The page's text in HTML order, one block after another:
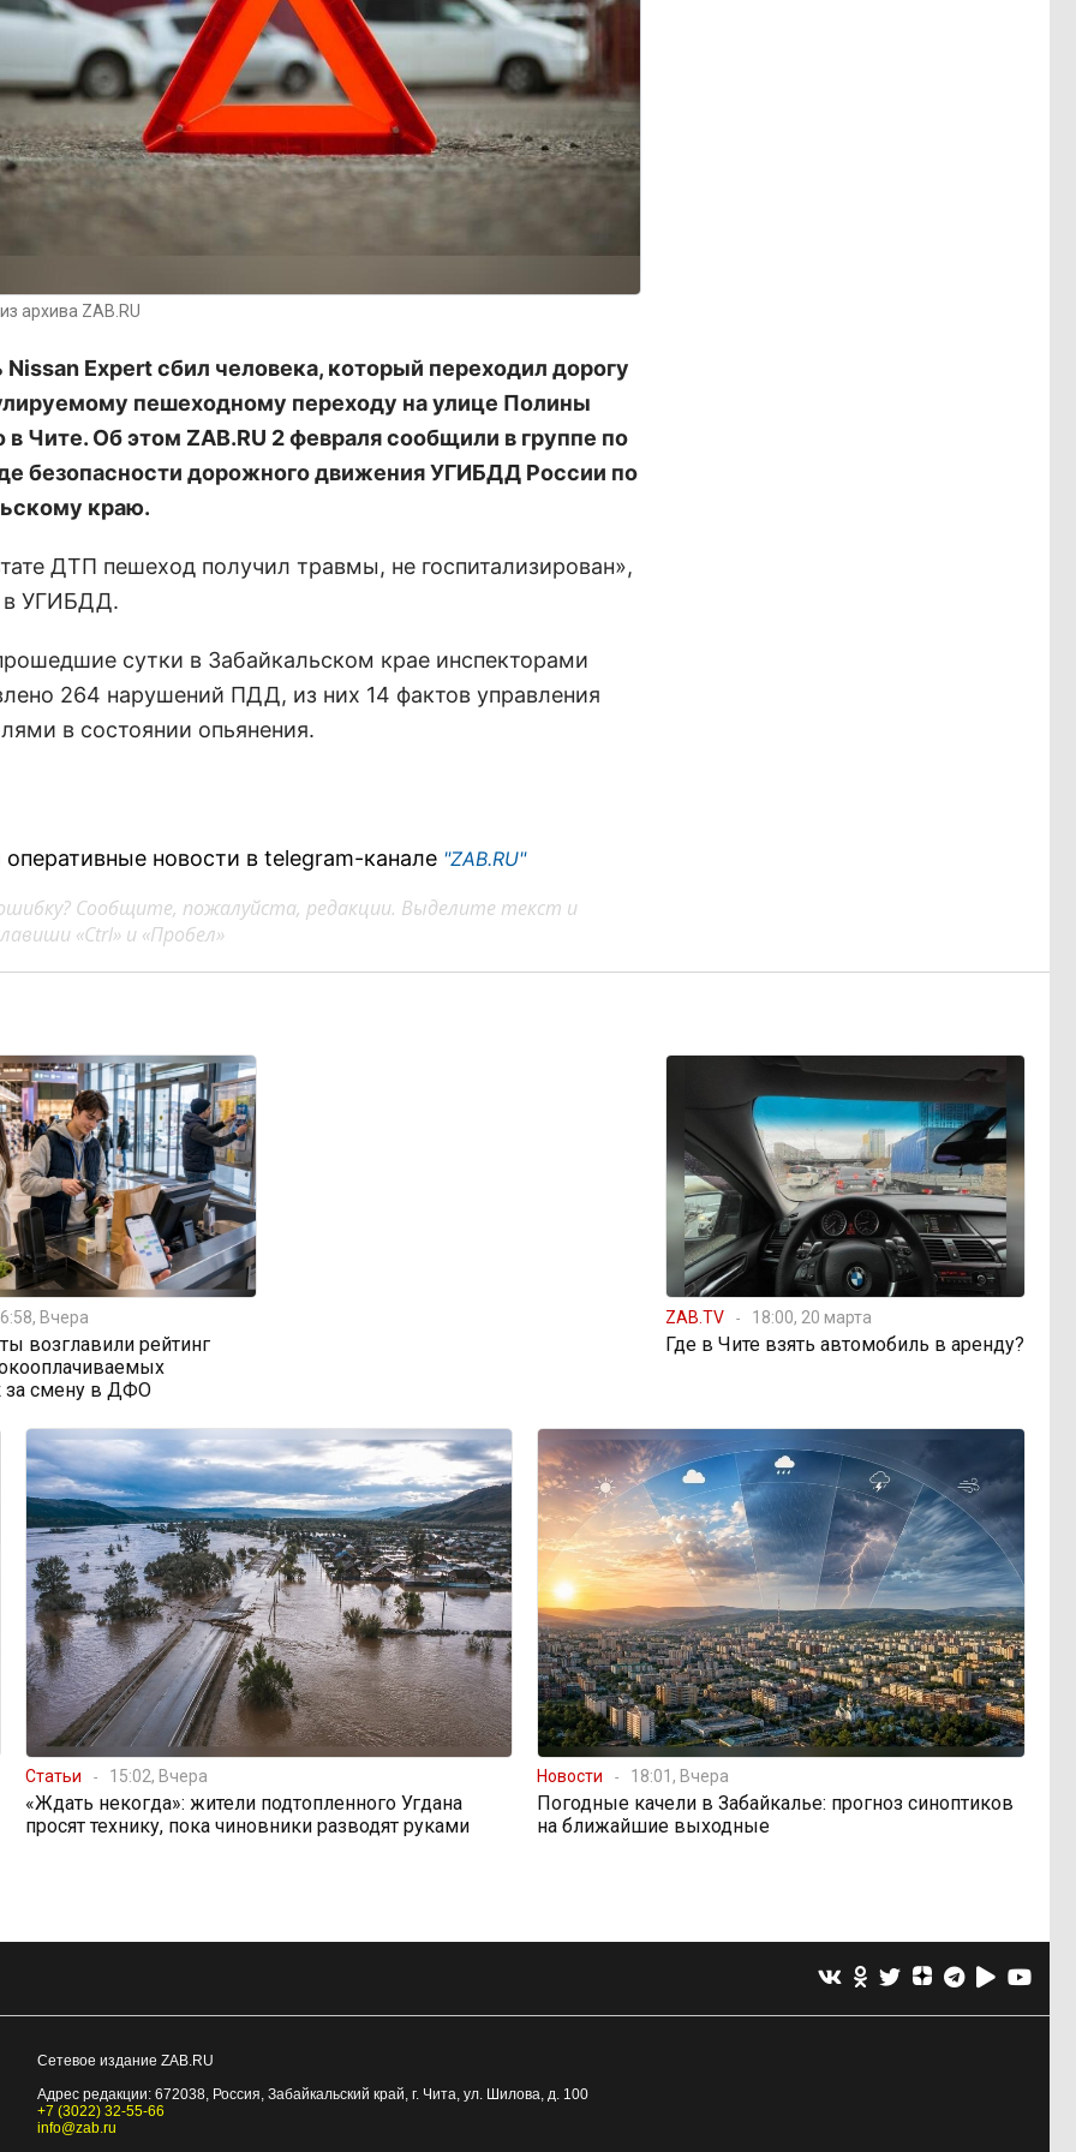
архива ZAB.RU
Nissan Expert сбил человека, который переходил дорогу
пешеходному переходу на улице Полины
в Чите. Об этом ZAB.RU 2 февраля сообщили в группе по
безопасности дорожного движения УГИБДД России по
краю.
ДТП пешеход получил травмы, не госпитализирован»,
в УГИБДД.
сутки в Забайкальском крае инспекторами
264 нарушений ПДД, из них 14 фактов управления
в состоянии опьянения.
новости в telegram-канале "ZAB.RU"
Сообщите, пожалуйста, редакции. Выделите текст и
«Ctrl» и «Пробел»
Вчера
возглавили рейтинг
за смену в ДФО
ZAB.TV 18:00, 20 марта
Где в Чите взять автомобиль в аренду?
Статьи 15:02, Вчера
«Ждать некогда»: жители подтопленного Угдана
просят технику, пока чиновники разводят руками
Новости 18:01, Вчера
Погодные качели в Забайкалье: прогноз синоптиков
на ближайшие выходные
Сетевое издание ZAB.RU
Адрес редакции: 672038, Россия, Забайкальский край, г. Чита, ул. Шилова, д. 100
+7 (3022) 32-55-66
info@zab.ru